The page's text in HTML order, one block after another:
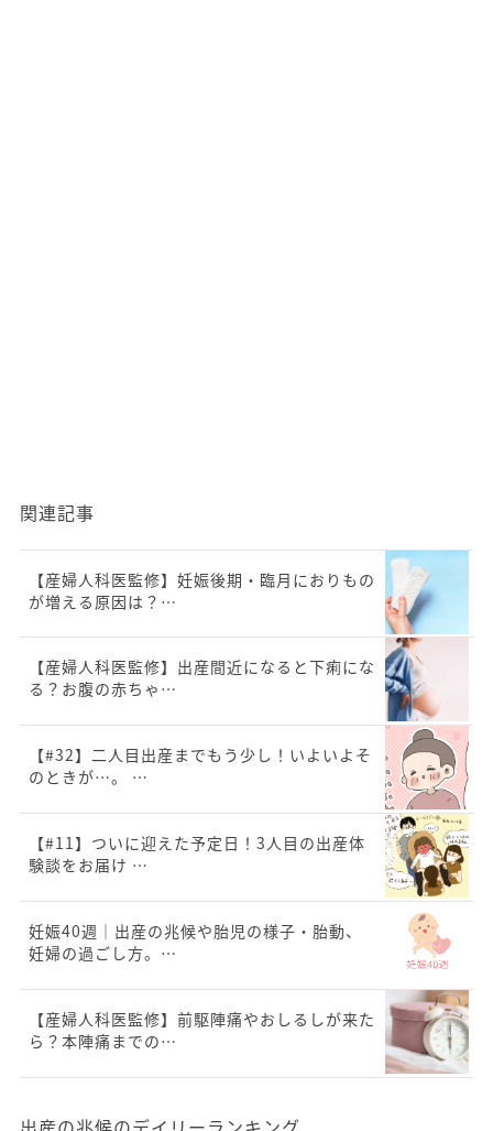
関連記事
【産婦人科医監修】妊娠後期・臨月におりもの
が増える原因は？…
【産婦人科医監修】出産間近になると下痢にな
る？お腹の赤ちゃ…
【#32】二人目出産までもう少し！いよいよそ
のときが…。 …
【#11】ついに迎えた予定日！3人目の出産体
験談をお届け …
妊娠40週｜出産の兆候や胎児の様子・胎動、
妊婦の過ごし方。…
【産婦人科医監修】前駆陣痛やおしるしが来た
ら？本陣痛までの…